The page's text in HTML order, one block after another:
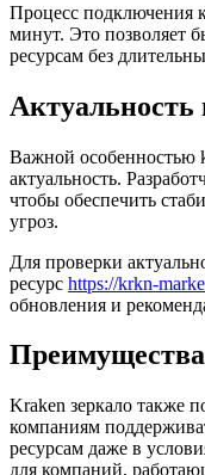
Процесс подключения к
минут. Это позволяет
ресурсам без
Актуальность
Важной особенностью
актуальность.
чтобы обеспечить
угроз.
Для проверки
ресурс https://krkn-
обновления и
Преимущества
Kraken зеркало также
компаниям
ресурсам даже в
для компаний,